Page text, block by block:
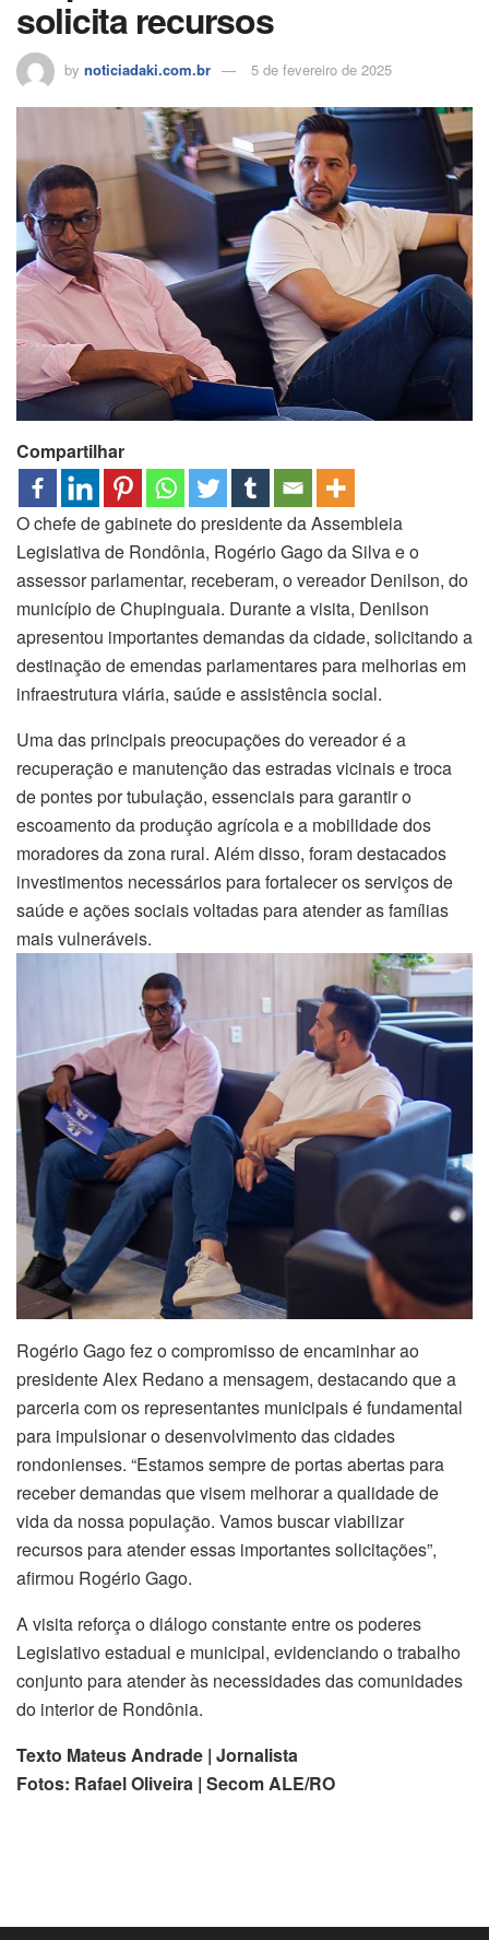
solicita recursos
by noticiadaki.com.br 5 de fevereiro de 2025
Compartilhar
O chefe de gabinete do presidente da Assembleia
Legislativa de Rondônia, Rogério Gago da Silva e o
assessor parlamentar, receberam, o vereador Denilson, do
município de Chupinguaia. Durante a visita, Denilson
apresentou importantes demandas da cidade, solicitando a
destinação de emendas parlamentares para melhorias em
infraestrutura viária, saúde e assistência social.
Uma das principais preocupações do vereador é a
recuperação e manutenção das estradas vicinais e troca
de pontes por tubulação, essenciais para garantir o
escoamento da produção agrícola e a mobilidade dos
moradores da zona rural. Além disso, foram destacados
investimentos necessários para fortalecer os serviços de
saúde e ações sociais voltadas para atender as famílias
mais vulneráveis.
Rogério Gago fez o compromisso de encaminhar ao
presidente Alex Redano a mensagem, destacando que a
parceria com os representantes municipais é fundamental
para impulsionar o desenvolvimento das cidades
rondonienses. “Estamos sempre de portas abertas para
receber demandas que visem melhorar a qualidade de
vida da nossa população. Vamos buscar viabilizar
recursos para atender essas importantes solicitações”,
afirmou Rogério Gago.
A visita reforça o diálogo constante entre os poderes
Legislativo estadual e municipal, evidenciando o trabalho
conjunto para atender às necessidades das comunidades
do interior de Rondônia.
Texto Mateus Andrade | Jornalista
Fotos: Rafael Oliveira | Secom ALE/RO